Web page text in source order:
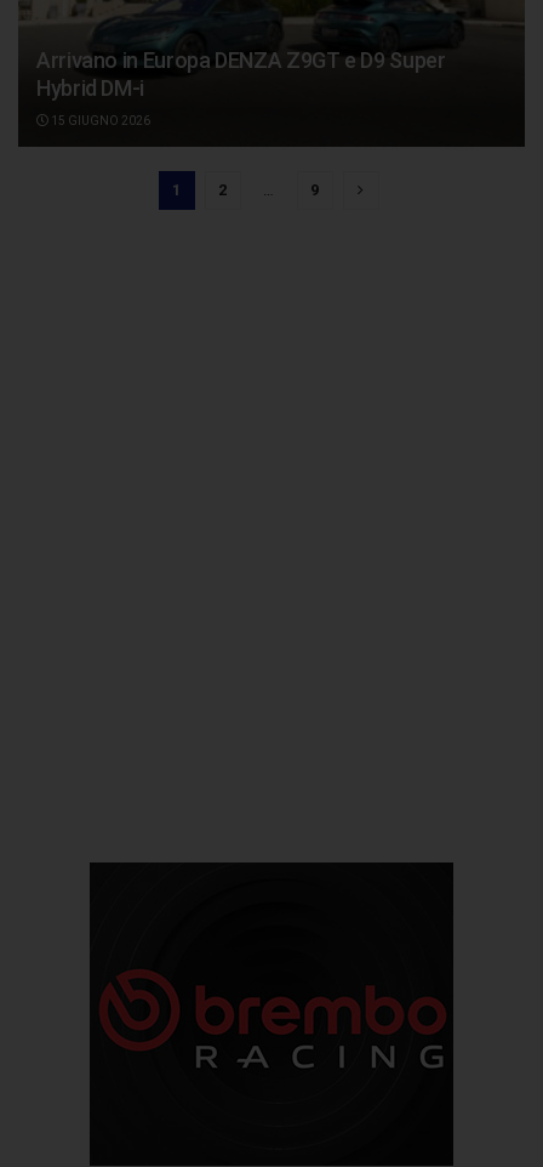
Arrivano in Europa DENZA Z9GT e D9 Super
Hybrid DM-i
15 GIUGNO 2026
1 2 9